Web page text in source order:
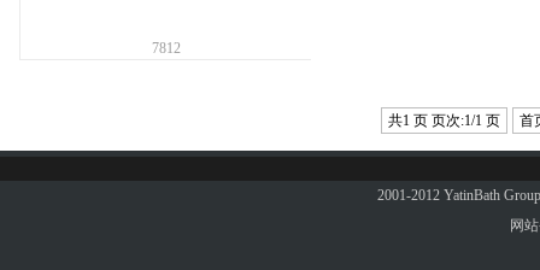
7812
共1 页 页次:1/1 页 首
2001-2012 YatinBath
网